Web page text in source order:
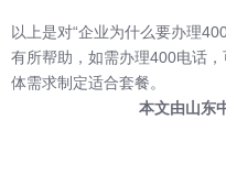
以上是对“企业为什么要办理
有所帮助，如需办理400电话
体需求制定适合套餐。
本文由山东